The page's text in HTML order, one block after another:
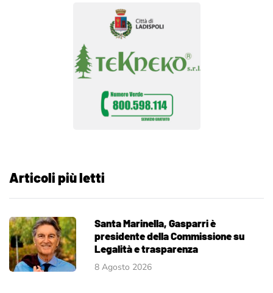
Articoli più letti
Santa Marinella, Gasparri è
presidente della Commissione su
Legalità e trasparenza
8 Agosto 2026